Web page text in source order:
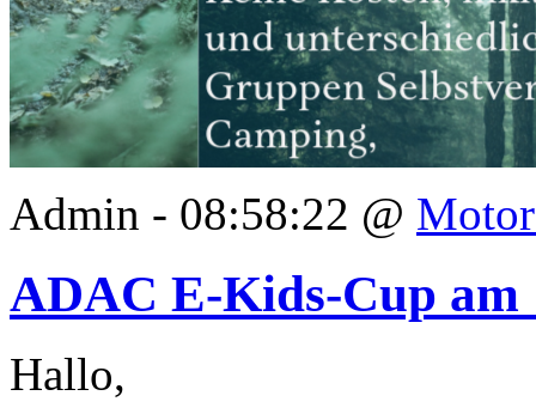
Admin - 08:58:22 @
ADAC E-Kids-Cup am
Hallo,